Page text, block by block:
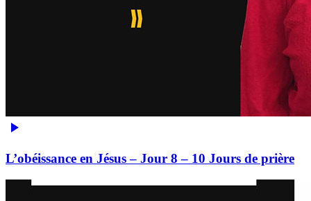
L’obéissance en Jésus – Jour 8 – 10 Jours de prière